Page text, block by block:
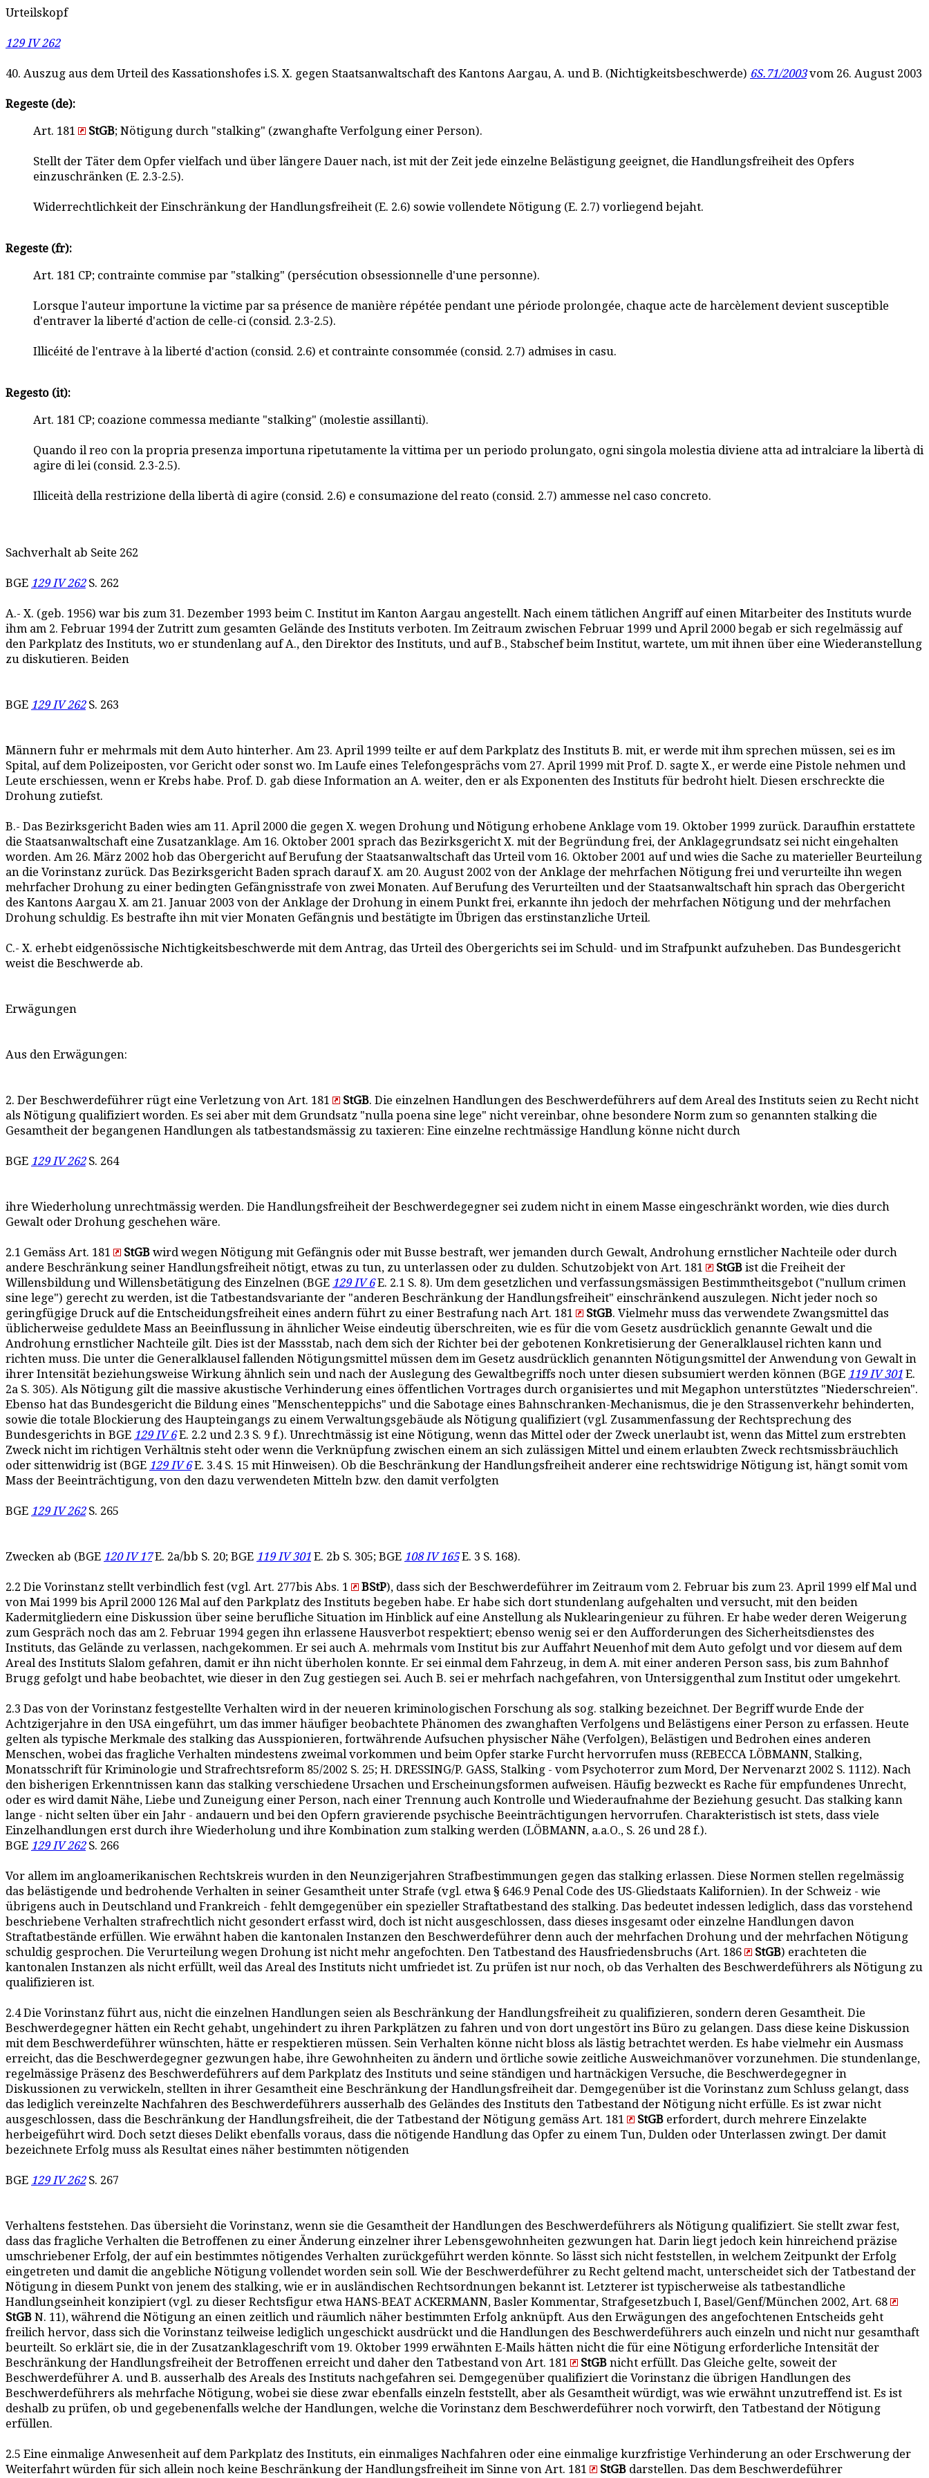
Urteilskopf
129 IV 262
40. Auszug aus dem Urteil des Kassationshofes i.S. X. gegen Staatsanwaltschaft des Kantons Aargau, A. und B. (Nichtigkeitsbeschwerde) 6S.71/2003vom 26. August 2003
Regeste (de):
Art. 181 StGB; Nötigung durch "stalking" (zwanghafte Verfolgung einer Person).
Stellt der Täter dem Opfer vielfach und über längere Dauer nach, ist mit der Zeit jede einzelne Belästigung geeignet, die Handlungsfreiheit des Opfers
einzuschränken (E. 2.3-2.5).
Widerrechtlichkeit der Einschränkung der Handlungsfreiheit (E. 2.6) sowie vollendete Nötigung (E. 2.7) vorliegend bejaht.
Regeste (fr):
Art. 181 CP; contrainte commise par "stalking" (persécution obsessionnelle d'une personne).
Lorsque l'auteur importune la victime par sa présence de manière répétée pendant une période prolongée, chaque acte de harcèlement devient susceptible
d'entraver la liberté d'action de celle-ci (consid. 2.3-2.5).
Illicéité de l'entrave à la liberté d'action (consid. 2.6) et contrainte consommée (consid. 2.7) admises in casu.
Regesto (it):
Art. 181 CP; coazione commessa mediante "stalking" (molestie assillanti).
Quando il reo con la propria presenza importuna ripetutamente la vittima per un periodo prolungato, ogni singola molestia diviene atta ad intralciare la libertà di
agire di lei (consid. 2.3-2.5).
Illiceità della restrizione della libertà di agire (consid. 2.6) e consumazione del reato (consid. 2.7) ammesse nel caso concreto.
Sachverhalt ab Seite 262
BGE 129 IV 262S. 262
A.- X. (geb. 1956) war bis zum 31. Dezember 1993 beim C. Institut im Kanton Aargau angestellt. Nach einem tätlichen Angriff auf einen Mitarbeiter des Instituts wurde
ihm am 2. Februar 1994 der Zutritt zum gesamten Gelände des Instituts verboten. Im Zeitraum zwischen Februar 1999 und April 2000 begab er sich regelmässig auf
den Parkplatz des Instituts, wo er stundenlang auf A., den Direktor des Instituts, und auf B., Stabschef beim Institut, wartete, um mit ihnen über eine Wiederanstellung
zu diskutieren. Beiden
BGE 129 IV 262S. 263
Männern fuhr er mehrmals mit dem Auto hinterher. Am 23. April 1999 teilte er auf dem Parkplatz des Instituts B. mit, er werde mit ihm sprechen müssen, sei es im
Spital, auf dem Polizeiposten, vor Gericht oder sonst wo. Im Laufe eines Telefongesprächs vom 27. April 1999 mit Prof. D. sagte X., er werde eine Pistole nehmen und
Leute erschiessen, wenn er Krebs habe. Prof. D. gab diese Information an A. weiter, den er als Exponenten des Instituts für bedroht hielt. Diesen erschreckte die
Drohung zutiefst.
B.- Das Bezirksgericht Baden wies am 11. April 2000 die gegen X. wegen Drohung und Nötigung erhobene Anklage vom 19. Oktober 1999 zurück. Daraufhin erstattete
die Staatsanwaltschaft eine Zusatzanklage. Am 16. Oktober 2001 sprach das Bezirksgericht X. mit der Begründung frei, der Anklagegrundsatz sei nicht eingehalten
worden. Am 26. März 2002 hob das Obergericht auf Berufung der Staatsanwaltschaft das Urteil vom 16. Oktober 2001 auf und wies die Sache zu materieller Beurteilung
an die Vorinstanz zurück. Das Bezirksgericht Baden sprach darauf X. am 20. August 2002 von der Anklage der mehrfachen Nötigung frei und verurteilte ihn wegen
mehrfacher Drohung zu einer bedingten Gefängnisstrafe von zwei Monaten. Auf Berufung des Verurteilten und der Staatsanwaltschaft hin sprach das Obergericht
des Kantons Aargau X. am 21. Januar 2003 von der Anklage der Drohung in einem Punkt frei, erkannte ihn jedoch der mehrfachen Nötigung und der mehrfachen
Drohung schuldig. Es bestrafte ihn mit vier Monaten Gefängnis und bestätigte im Übrigen das erstinstanzliche Urteil.
C.- X. erhebt eidgenössische Nichtigkeitsbeschwerde mit dem Antrag, das Urteil des Obergerichts sei im Schuld- und im Strafpunkt aufzuheben. Das Bundesgericht
weist die Beschwerde ab.
Erwägungen
Aus den Erwägungen:
2. Der Beschwerdeführer rügt eine Verletzung von Art. 181 StGB. Die einzelnen Handlungen des Beschwerdeführers auf dem Areal des Instituts seien zu Recht nicht
als Nötigung qualifiziert worden. Es sei aber mit dem Grundsatz "nulla poena sine lege" nicht vereinbar, ohne besondere Norm zum so genannten stalking die
Gesamtheit der begangenen Handlungen als tatbestandsmässig zu taxieren: Eine einzelne rechtmässige Handlung könne nicht durch
BGE 129 IV 262S. 264
ihre Wiederholung unrechtmässig werden. Die Handlungsfreiheit der Beschwerdegegner sei zudem nicht in einem Masse eingeschränkt worden, wie dies durch
Gewalt oder Drohung geschehen wäre.
2.1 Gemäss Art. 181 StGB wird wegen Nötigung mit Gefängnis oder mit Busse bestraft, wer jemanden durch Gewalt, Androhung ernstlicher Nachteile oder durch
andere Beschränkung seiner Handlungsfreiheit nötigt, etwas zu tun, zu unterlassen oder zu dulden. Schutzobjekt von Art. 181
StGB ist die Freiheit der
Willensbildung und Willensbetätigung des Einzelnen (BGE 129 IV 6E. 2.1 S. 8). Um dem gesetzlichen und verfassungsmässigen Bestimmtheitsgebot ("nullum crimen
sine lege") gerecht zu werden, ist die Tatbestandsvariante der "anderen Beschränkung der Handlungsfreiheit" einschränkend auszulegen. Nicht jeder noch so
geringfügige Druck auf die Entscheidungsfreiheit eines andern führt zu einer Bestrafung nach Art. 181
StGB. Vielmehr muss das verwendete Zwangsmittel das
üblicherweise geduldete Mass an Beeinflussung in ähnlicher Weise eindeutig überschreiten, wie es für die vom Gesetz ausdrücklich genannte Gewalt und die
Androhung ernstlicher Nachteile gilt. Dies ist der Massstab, nach dem sich der Richter bei der gebotenen Konkretisierung der Generalklausel richten kann und
richten muss. Die unter die Generalklausel fallenden Nötigungsmittel müssen dem im Gesetz ausdrücklich genannten Nötigungsmittel der Anwendung von Gewalt in
ihrer Intensität beziehungsweise Wirkung ähnlich sein und nach der Auslegung des Gewaltbegriffs noch unter diesen subsumiert werden können (BGE 119 IV 301 E.
2a S. 305). Als Nötigung gilt die massive akustische Verhinderung eines öffentlichen Vortrages durch organisiertes und mit Megaphon unterstütztes "Niederschreien".
Ebenso hat das Bundesgericht die Bildung eines "Menschenteppichs" und die Sabotage eines Bahnschranken-Mechanismus, die je den Strassenverkehr behinderten,
sowie die totale Blockierung des Haupteingangs zu einem Verwaltungsgebäude als Nötigung qualifiziert (vgl. Zusammenfassung der Rechtsprechung des
Bundesgerichts in BGE 129 IV 6E. 2.2 und 2.3 S. 9 f.). Unrechtmässig ist eine Nötigung, wenn das Mittel oder der Zweck unerlaubt ist, wenn das Mittel zum erstrebten
Zweck nicht im richtigen Verhältnis steht oder wenn die Verknüpfung zwischen einem an sich zulässigen Mittel und einem erlaubten Zweck rechtsmissbräuchlich
oder sittenwidrig ist (BGE 129 IV 6E. 3.4 S. 15 mit Hinweisen). Ob die Beschränkung der Handlungsfreiheit anderer eine rechtswidrige Nötigung ist, hängt somit vom
Mass der Beeinträchtigung, von den dazu verwendeten Mitteln bzw. den damit verfolgten
BGE 129 IV 262S. 265
Zwecken ab (BGE 120 IV 17E. 2a/bb S. 20; BGE 119 IV 301 E. 2b S. 305; BGE 108 IV 165E. 3 S. 168).
2.2 Die Vorinstanz stellt verbindlich fest (vgl. Art. 277bis Abs. 1 BStP), dass sich der Beschwerdeführer im Zeitraum vom 2. Februar bis zum 23. April 1999 elf Mal und
von Mai 1999 bis April 2000 126 Mal auf den Parkplatz des Instituts begeben habe. Er habe sich dort stundenlang aufgehalten und versucht, mit den beiden
Kadermitgliedern eine Diskussion über seine berufliche Situation im Hinblick auf eine Anstellung als Nuklearingenieur zu führen. Er habe weder deren Weigerung
zum Gespräch noch das am 2. Februar 1994 gegen ihn erlassene Hausverbot respektiert; ebenso wenig sei er den Aufforderungen des Sicherheitsdienstes des
Instituts, das Gelände zu verlassen, nachgekommen. Er sei auch A. mehrmals vom Institut bis zur Auffahrt Neuenhof mit dem Auto gefolgt und vor diesem auf dem
Areal des Instituts Slalom gefahren, damit er ihn nicht überholen konnte. Er sei einmal dem Fahrzeug, in dem A. mit einer anderen Person sass, bis zum Bahnhof
Brugg gefolgt und habe beobachtet, wie dieser in den Zug gestiegen sei. Auch B. sei er mehrfach nachgefahren, von Untersiggenthal zum Institut oder umgekehrt.
2.3 Das von der Vorinstanz festgestellte Verhalten wird in der neueren kriminologischen Forschung als sog. stalking bezeichnet. Der Begriff wurde Ende der
Achtzigerjahre in den USA eingeführt, um das immer häufiger beobachtete Phänomen des zwanghaften Verfolgens und Belästigens einer Person zu erfassen. Heute
gelten als typische Merkmale des stalking das Ausspionieren, fortwährende Aufsuchen physischer Nähe (Verfolgen), Belästigen und Bedrohen eines anderen
Menschen, wobei das fragliche Verhalten mindestens zweimal vorkommen und beim Opfer starke Furcht hervorrufen muss (REBECCA LÖBMANN, Stalking,
Monatsschrift für Kriminologie und Strafrechtsreform 85/2002 S. 25; H. DRESSING/P. GASS, Stalking - vom Psychoterror zum Mord, Der Nervenarzt 2002 S. 1112). Nach
den bisherigen Erkenntnissen kann das stalking verschiedene Ursachen und Erscheinungsformen aufweisen. Häufig bezweckt es Rache für empfundenes Unrecht,
oder es wird damit Nähe, Liebe und Zuneigung einer Person, nach einer Trennung auch Kontrolle und Wiederaufnahme der Beziehung gesucht. Das stalking kann
lange - nicht selten über ein Jahr - andauern und bei den Opfern gravierende psychische Beeinträchtigungen hervorrufen. Charakteristisch ist stets, dass viele
Einzelhandlungen erst durch ihre Wiederholung und ihre Kombination zum stalking werden (LÖBMANN, a.a.O., S. 26 und 28 f.).
BGE 129 IV 262S. 266
Vor allem im angloamerikanischen Rechtskreis wurden in den Neunzigerjahren Strafbestimmungen gegen das stalking erlassen. Diese Normen stellen regelmässig
das belästigende und bedrohende Verhalten in seiner Gesamtheit unter Strafe (vgl. etwa § 646.9 Penal Code des US-Gliedstaats Kalifornien). In der Schweiz - wie
übrigens auch in Deutschland und Frankreich - fehlt demgegenüber ein spezieller Straftatbestand des stalking. Das bedeutet indessen lediglich, dass das vorstehend
beschriebene Verhalten strafrechtlich nicht gesondert erfasst wird, doch ist nicht ausgeschlossen, dass dieses insgesamt oder einzelne Handlungen davon
Straftatbestände erfüllen. Wie erwähnt haben die kantonalen Instanzen den Beschwerdeführer denn auch der mehrfachen Drohung und der mehrfachen Nötigung
schuldig gesprochen. Die Verurteilung wegen Drohung ist nicht mehr angefochten. Den Tatbestand des Hausfriedensbruchs (Art. 186
StGB) erachteten die
kantonalen Instanzen als nicht erfüllt, weil das Areal des Instituts nicht umfriedet ist. Zu prüfen ist nur noch, ob das Verhalten des Beschwerdeführers als Nötigung zu
qualifizieren ist.
2.4 Die Vorinstanz führt aus, nicht die einzelnen Handlungen seien als Beschränkung der Handlungsfreiheit zu qualifizieren, sondern deren Gesamtheit. Die
Beschwerdegegner hätten ein Recht gehabt, ungehindert zu ihren Parkplätzen zu fahren und von dort ungestört ins Büro zu gelangen. Dass diese keine Diskussion
mit dem Beschwerdeführer wünschten, hätte er respektieren müssen. Sein Verhalten könne nicht bloss als lästig betrachtet werden. Es habe vielmehr ein Ausmass
erreicht, das die Beschwerdegegner gezwungen habe, ihre Gewohnheiten zu ändern und örtliche sowie zeitliche Ausweichmanöver vorzunehmen. Die stundenlange,
regelmässige Präsenz des Beschwerdeführers auf dem Parkplatz des Instituts und seine ständigen und hartnäckigen Versuche, die Beschwerdegegner in
Diskussionen zu verwickeln, stellten in ihrer Gesamtheit eine Beschränkung der Handlungsfreiheit dar. Demgegenüber ist die Vorinstanz zum Schluss gelangt, dass
das lediglich vereinzelte Nachfahren des Beschwerdeführers ausserhalb des Geländes des Instituts den Tatbestand der Nötigung nicht erfülle. Es ist zwar nicht
ausgeschlossen, dass die Beschränkung der Handlungsfreiheit, die der Tatbestand der Nötigung gemäss Art. 181
StGB erfordert, durch mehrere Einzelakte
herbeigeführt wird. Doch setzt dieses Delikt ebenfalls voraus, dass die nötigende Handlung das Opfer zu einem Tun, Dulden oder Unterlassen zwingt. Der damit
bezeichnete Erfolg muss als Resultat eines näher bestimmten nötigenden
BGE 129 IV 262S. 267
Verhaltens feststehen. Das übersieht die Vorinstanz, wenn sie die Gesamtheit der Handlungen des Beschwerdeführers als Nötigung qualifiziert. Sie stellt zwar fest,
dass das fragliche Verhalten die Betroffenen zu einer Änderung einzelner ihrer Lebensgewohnheiten gezwungen hat. Darin liegt jedoch kein hinreichend präzise
umschriebener Erfolg, der auf ein bestimmtes nötigendes Verhalten zurückgeführt werden könnte. So lässt sich nicht feststellen, in welchem Zeitpunkt der Erfolg
eingetreten und damit die angebliche Nötigung vollendet worden sein soll. Wie der Beschwerdeführer zu Recht geltend macht, unterscheidet sich der Tatbestand der
Nötigung in diesem Punkt von jenem des stalking, wie er in ausländischen Rechtsordnungen bekannt ist. Letzterer ist typischerweise als tatbestandliche
Handlungseinheit konzipiert (vgl. zu dieser Rechtsfigur etwa HANS-BEAT ACKERMANN, Basler Kommentar, Strafgesetzbuch I, Basel/Genf/München 2002, Art. 68
StGB N. 11), während die Nötigung an einen zeitlich und räumlich näher bestimmten Erfolg anknüpft. Aus den Erwägungen des angefochtenen Entscheids geht
freilich hervor, dass sich die Vorinstanz teilweise lediglich ungeschickt ausdrückt und die Handlungen des Beschwerdeführers auch einzeln und nicht nur gesamthaft
beurteilt. So erklärt sie, die in der Zusatzanklageschrift vom 19. Oktober 1999 erwähnten E-Mails hätten nicht die für eine Nötigung erforderliche Intensität der
Beschränkung der Handlungsfreiheit der Betroffenen erreicht und daher den Tatbestand von Art. 181
StGB nicht erfüllt. Das Gleiche gelte, soweit der
Beschwerdeführer A. und B. ausserhalb des Areals des Instituts nachgefahren sei. Demgegenüber qualifiziert die Vorinstanz die übrigen Handlungen des
Beschwerdeführers als mehrfache Nötigung, wobei sie diese zwar ebenfalls einzeln feststellt, aber als Gesamtheit würdigt, was wie erwähnt unzutreffend ist. Es ist
deshalb zu prüfen, ob und gegebenenfalls welche der Handlungen, welche die Vorinstanz dem Beschwerdeführer noch vorwirft, den Tatbestand der Nötigung
erfüllen.
2.5 Eine einmalige Anwesenheit auf dem Parkplatz des Instituts, ein einmaliges Nachfahren oder eine einmalige kurzfristige Verhinderung an oder Erschwerung der
Weiterfahrt würden für sich allein noch keine Beschränkung der Handlungsfreiheit im Sinne von Art. 181
StGB darstellen. Das dem Beschwerdeführer